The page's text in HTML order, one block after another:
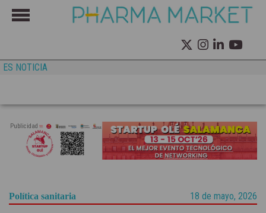
ES NOTICIA
Publicidad
Política sanitaria 18 de mayo, 2026